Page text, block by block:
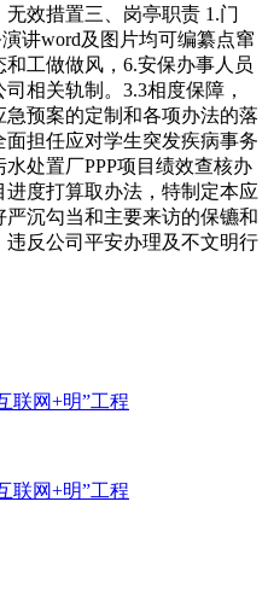
效措置三、岗亭职责 1.门
讲word及图片均可编纂点窜
工做做风，6.安保办事人员
相关轨制。3.3相度保障，
预案的定制和各项办法的落
担任应对学生突发疾病事务
处置厂PPP项目绩效查核办
度打算取办法，特制定本应
沉勾当和主要来访的保镳和
反公司平安办理及不文明行
联网+明”工程
联网+明”工程